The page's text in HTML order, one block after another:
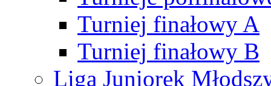
Turniej finałowy A
Turniej finałowy B
Liga Juniorek